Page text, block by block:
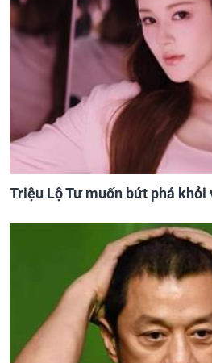
Triệu Lộ Tư muốn bứt phá khỏi